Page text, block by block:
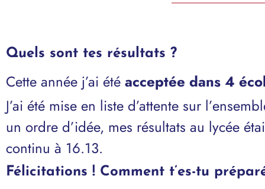
Quels sont tes résultats ?
Cette année j’ai été acceptée dans 4
J’ai été mise en liste d’attente sur
un ordre d’idée, mes résultats au lycée
continu à 16.13.
Félicitations ! Comment t’es-tu